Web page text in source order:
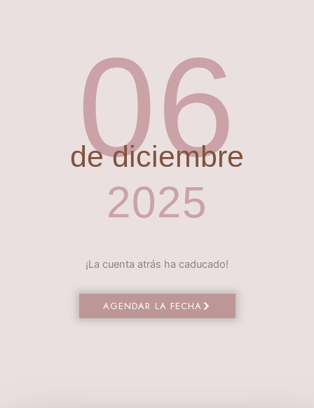
06
de diciembre
2025
¡La cuenta atrás ha caducado!
AGENDAR LA FECHA